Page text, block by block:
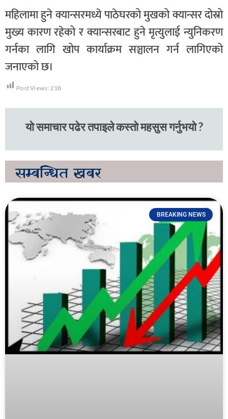
महिलामा हुने क्यान्सरमध्ये पाठेघरको मुखको क्यान्सर दोस्रो
मुख्य कारण रहेको र क्यान्सरबाट हुने मृत्युलाई न्युनिकरण
गर्नका लागि खोप कार्याक्रम सञ्चालन गर्न लागिएको
जनाएको छ।
Post Views: 218
यो समाचार पढेर तपाइले कस्तो महसुस गर्नुभयो ?
सम्बन्धित खबर
BREAKING NEWS